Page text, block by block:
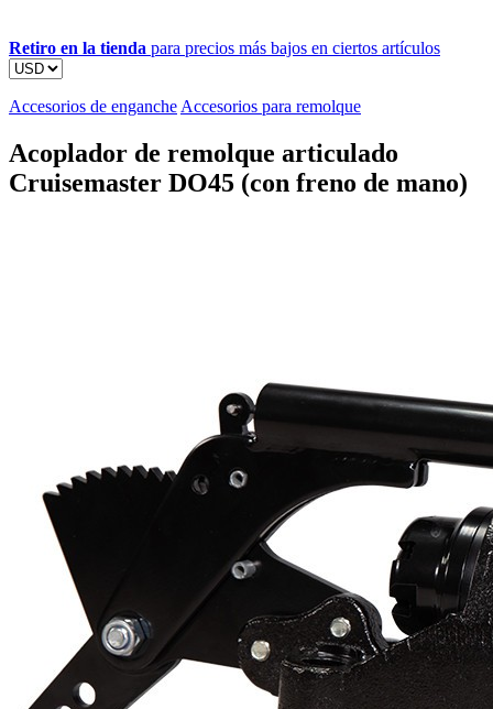
Retiro en la tienda para precios más bajos en ciertos artículos
Accesorios de enganche Accesorios para remolque
Acoplador de remolque articulado
Cruisemaster DO45 (con freno de mano)